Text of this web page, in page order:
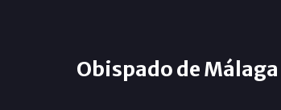
Obispado de Málaga